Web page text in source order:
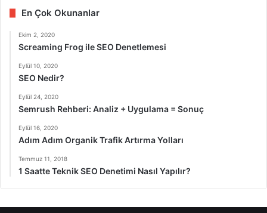
En Çok Okunanlar
Ekim 2, 2020
Screaming Frog ile SEO Denetlemesi
Eylül 10, 2020
SEO Nedir?
Eylül 24, 2020
Semrush Rehberi: Analiz + Uygulama = Sonuç
Eylül 16, 2020
Adım Adım Organik Trafik Artırma Yolları
Temmuz 11, 2018
1 Saatte Teknik SEO Denetimi Nasıl Yapılır?